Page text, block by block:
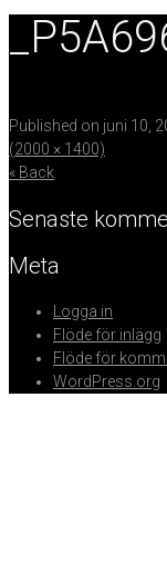
Published on juni 10,
(2000 × 1400)
« Back
Senaste
Meta
Logga in
Flöde för inlägg
Flöde för
WordPress.org